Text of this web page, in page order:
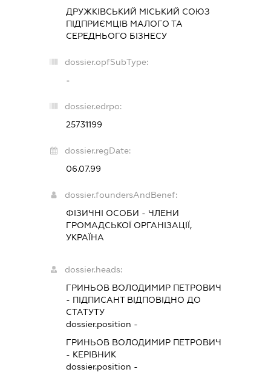
ДРУЖКІВСЬКИЙ МІСЬКИЙ СОЮЗ
ПІДПРИЄМЦІВ МАЛОГО ТА
СЕРЕДНЬОГО БІЗНЕСУ
dossier.opfSubType:
-
dossier.edrpo:
25731199
dossier.regDate:
06.07.99
dossier.foundersAndBenef:
ФІЗИЧНІ ОСОБИ - ЧЛЕНИ
ГРОМАДСЬКОЇ ОРГАНІЗАЦІЇ,
УКРАЇНА
dossier.heads:
ГРИНЬОВ ВОЛОДИМИР ПЕТРОВИЧ
- ПІДПИСАНТВІДПОВІДНО ДО
СТАТУТУ
dossier.position -
ГРИНЬОВ ВОЛОДИМИР ПЕТРОВИЧ
- КЕРІВНИК
dossier.position -